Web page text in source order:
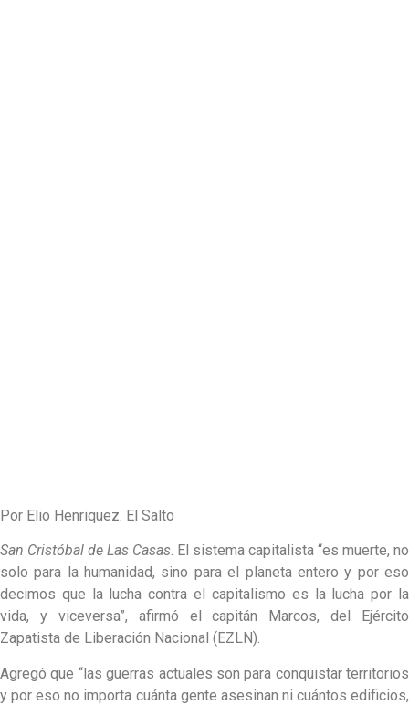
Por Elio Henriquez. El Salto
San Cristóbal de Las Casas. El sistema capitalista “es muerte, no
solo para la humanidad, sino para el planeta entero y por eso
decimos que la lucha contra el capitalismo es la lucha por la
vida, y viceversa”, afirmó el capitán Marcos, del Ejército
Zapatista de Liberación Nacional (EZLN).
Agregó que “las guerras actuales son para conquistar territorios
y por eso no importa cuánta gente asesinan ni cuántos edificios,